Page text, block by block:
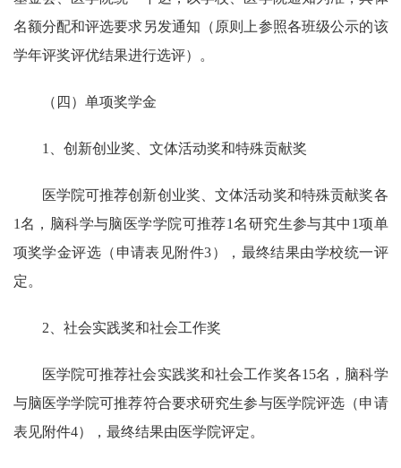
名额分配和评选要求另发通知（原则上参照各班级公示的该
学年评奖评优结果进行选评）。
（四）单项奖学金
1 、创新创业奖、文体活动奖和特殊贡献奖
医学院可推荐创新创业奖、文体活动奖和特殊贡献奖各
1名，脑科学与脑医学学院可推荐1名研究生参与其中 1项单
项奖学金评选（申请表见附件3），最终结果由学校统一评
定。
2 、社会实践奖和社会工作奖
医学院可推荐社会实践奖和社会工作奖各15名，脑科学
与脑医学学院可推荐符合要求研究生参与医学院评选（申请
表见附件4），最终结果由医学院评定。